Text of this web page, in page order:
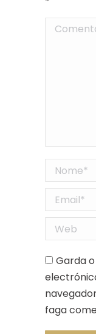
Nome *
Email *
Web
Garda
faga